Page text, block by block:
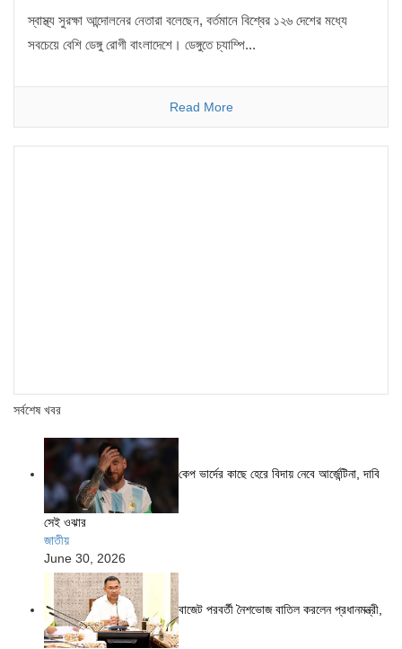
স্বাস্থ্য সুরক্ষা আন্দোলনের নেতারা বলেছেন, বর্তমানে বিশ্বের ১২৬ দেশের মধ্যে
সবচেয়ে বেশি ডেঙ্গু রোগী বাংলাদেশে। ডেঙ্গুতে চ্যাম্পি...
Read More
সর্বশেষ খবর
কেপ ভার্দের কাছে হেরে বিদায় নেবে আর্জেন্টিনা, দাবি
সেই ওঝার
জাতীয়
June 30, 2026
বাজেট পরবর্তী নৈশভোজ বাতিল করলেন প্রধানমন্ত্রী,